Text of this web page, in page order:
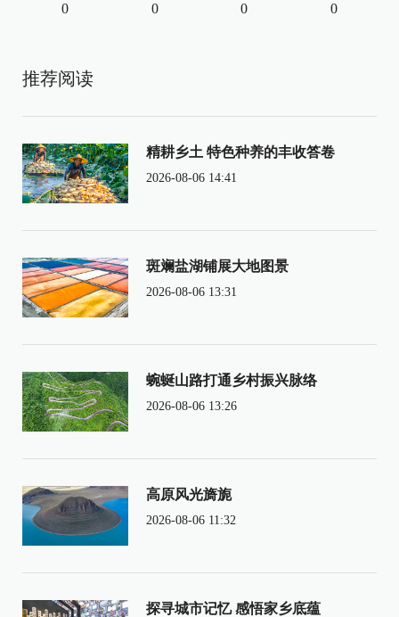
0 0 0 0
推荐阅读
精耕乡土 特色种养的丰收答卷
2026-08-06 14:41
斑斓盐湖铺展大地图景
2026-08-06 13:31
蜿蜒山路打通乡村振兴脉络
2026-08-06 13:26
高原风光旖旎
2026-08-06 11:32
探寻城市记忆 感悟家乡底蕴